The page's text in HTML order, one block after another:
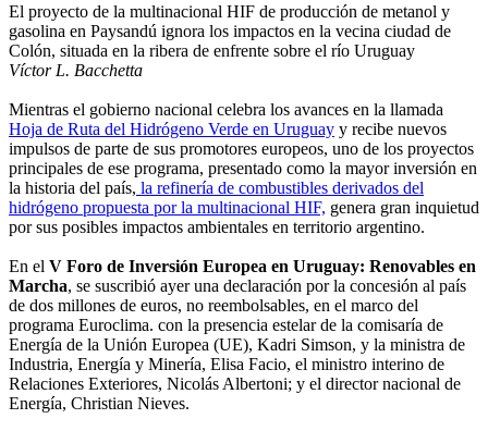
El proyecto de la multinacional HIF de producción de metanol y
gasolina en Paysandú ignora los impactos en la vecina ciudad de
Colón, situada en la ribera de enfrente sobre el río Uruguay
Víctor L. Bacchetta
Mientras el gobierno nacional celebra los avances en la llamada
Hoja de Ruta del Hidrógeno Verde en Uruguay y recibe nuevos
impulsos de parte de sus promotores europeos, uno de los proyectos
principales de ese programa, presentado como la mayor inversión en
la historia del país, la refinería de combustibles derivados del
hidrógeno propuesta por la multinacional HIF, genera gran inquietud
por sus posibles impactos ambientales en territorio argentino.
En el V Foro de Inversión Europea en Uruguay: Renovables en
Marcha, se suscribió ayer una declaración por la concesión al país
de dos millones de euros, no reembolsables, en el marco del
programa Euroclima. con la presencia estelar de la comisaría de
Energía de la Unión Europea (UE), Kadri Simson, y la ministra de
Industria, Energía y Minería, Elisa Facio, el ministro interino de
Relaciones Exteriores, Nicolás Albertoni; y el director nacional de
Energía, Christian Nieves.